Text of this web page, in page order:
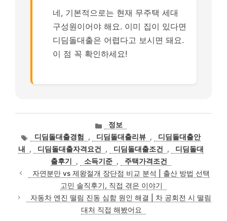
네, 기본적으로는 현재 무주택 세대
구성원이어야 해요. 이미 집이 있다면
디딤돌대출은 어렵다고 보시면 돼요.
이 점 꼭 확인하세요!
카
테
고
리
정보
태디딤돌대출경험 , 디딤돌대출리뷰 ,
디딤돌대출안
내
, 디딤돌대출자격요건 , 디딤돌대출조건 ,
디딤돌대
출후기
, 소득기준 ,
주택가격조건
자연분만 vs 제왕절개 장단점 비교 분석 | 출산 방법 선택
고민 솔직후기, 직접 겪은 이야기
자동차 엔진 떨림 진동 심함 원인 해결 | 차 공회전 시 떨림
대처 직접 해봤어요